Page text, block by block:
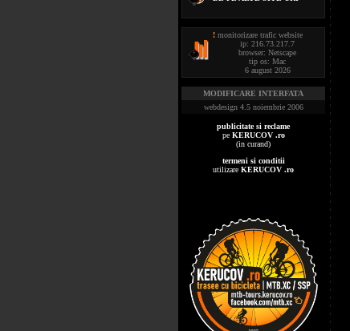
! monitorizare trafic website
ip: 216.73.217.7
browser: Netscape
tip os: Mac
6 august 2026
MODIFICARE INTERFATA
webdesign 4.5 noiembrie 2006
publicitate si reclame
pe KERUCOV .ro
(in curand)
termeni si conditii
utilizare KERUCOV .ro